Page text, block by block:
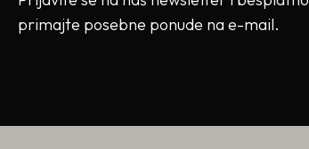
primajte posebne ponude na e-mail.